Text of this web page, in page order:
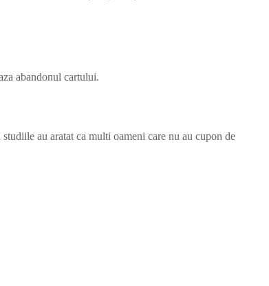
abandonul cartului.
au aratat ca multi oameni care nu au cupon de